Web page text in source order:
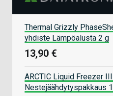
Thermal Grizzly
yhdiste Lämpöalusta 2 g
13,90 €
ARCTIC Liquid Freezer
Nestejäähdytyspakkaus